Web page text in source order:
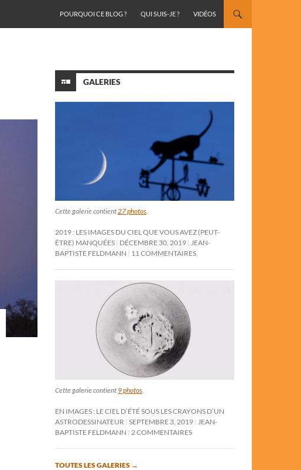
POURQUOI CE BLOG ?
QUI SUIS-JE ? VIDÉOS
GALERIES
Cette galerie contient27 photos.
2019 : LES IMAGES DU CIEL QUE VOUS AVEZ (PEUT-
ÊTRE) MANQUÉES DÉCEMBRE 30, 2019 JEAN-
BAPTISTE FELDMANN
11 COMMENTAIRES
Cette galerie contient 9 photos
EN IMAGES : LE CIEL D’ÉTÉ SOUS LES CRAYONS D’UN
ASTRODESSINATEUR SEPTEMBRE 3, 2019
JEAN-
BAPTISTE FELDMANN
2 COMMENTAIRES
TOUTES LES GALERIES →